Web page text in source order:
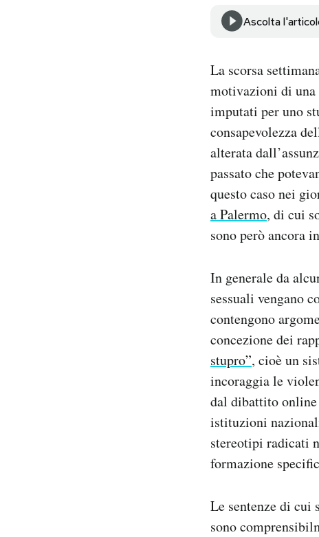
Ascolta
La scorsa
motivazioni di una
imputati per uno
consapevolezza
alterata
passato che
questo caso nei
a Palermo, di cui
sono però ancora
In generale da
sessuali vengano
contengono
concezione dei
stupro”, cioè un
incoraggia le
dal dibattito online
istituzioni
stereotipi radicati
formazione
Le sentenze di
sono